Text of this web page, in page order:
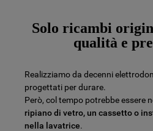
Solo ricambi
qualità e
Realizziamo da decenni
progettati per durare.
Però, col tempo potrebbe essere
ripiano di vetro, un cassetto o
nella lavatrice.